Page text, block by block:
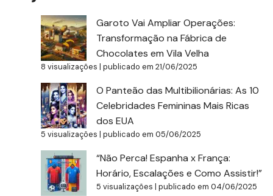
Garoto Vai Ampliar Operações:
Transformação na Fábrica de
Chocolates em Vila Velha
8 visualizações |publicado em 21/06/2025
O Panteão das Multibilionárias: As 10
Celebridades Femininas Mais Ricas
dos EUA
5 visualizações |publicado em 05/06/2025
“Não Perca! Espanha x França:
Horário, Escalações e Como Assistir!”
5 visualizações |publicado em 04/06/2025